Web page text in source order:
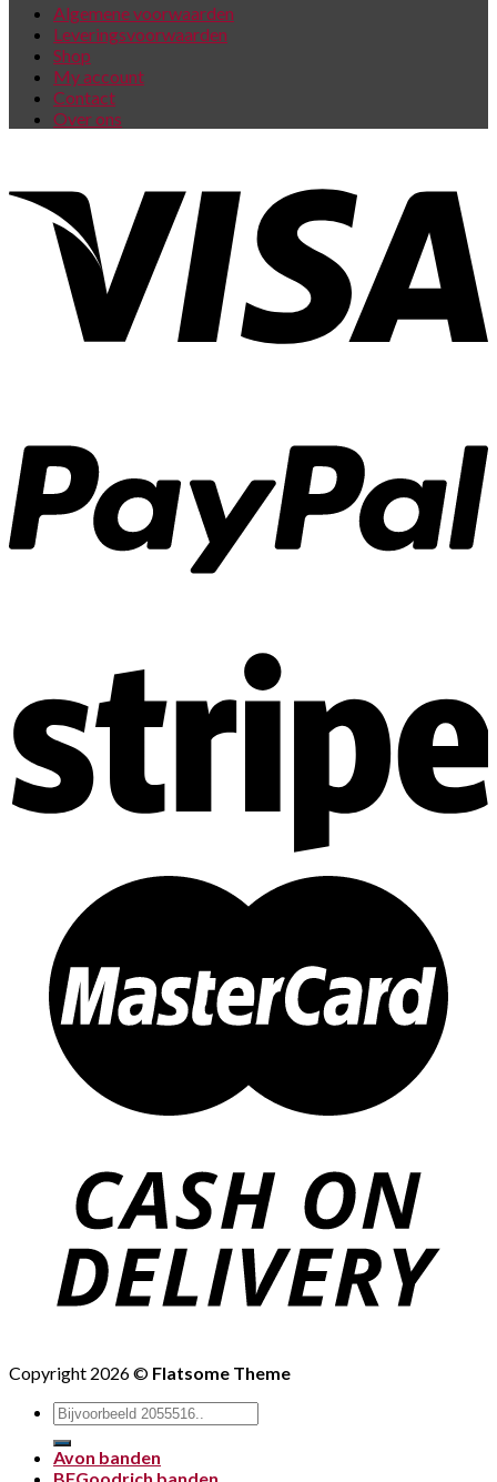
Algemene voorwaarden
Leveringsvoorwaarden
Shop
My account
Contact
Over ons
Copyright 2026 © Flatsome Theme
Zoeken
naar:
Avon banden